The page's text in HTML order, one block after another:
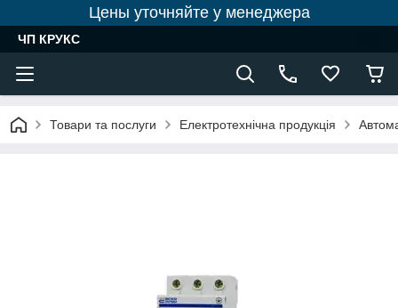
Цены уточняйте у менеджера
ЧП КРУКС
Товари та послуги Електротехнічна продукція